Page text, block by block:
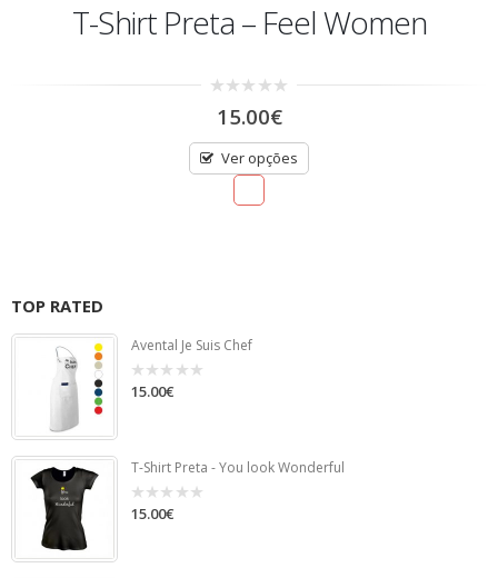
T-Shirt Preta – Feel Women
out
5
15.00€
Ver opções
TOP RATED
Avental Je Suis Chef
0
15.00€
T-Shirt Preta - You look Wonderful
0
15.00€